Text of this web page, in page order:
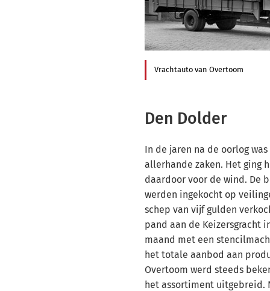
Vrachtauto van Overtoom
Den Dolder
In de jaren na de oorlog
allerhande zaken. Het ging
daardoor voor de wind. De
werden ingekocht op
schep van vijf gulden
pand aan de Keizersgracht
maand met een
het totale aanbod aan
Overtoom werd steeds
het assortiment uitgebreid.